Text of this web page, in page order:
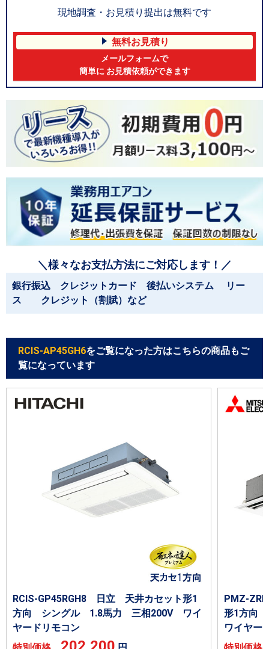
現地調査・お見積り提出は無料です
無料お見積り
メールフォームで
簡単に お見積依頼ができます
＼様々なお支払方法にご対応します！／
銀行振込 クレジットカード 後払いシステム リー
ス クレジット（割賦）など
RCIS-AP45GH6をご覧になった方はこちらの商品もご
覧になっています
RCIS-GP45RGH8 日立 天井カセット形1
方向 シングル 1.8馬力 三相200V ワイ
ヤードリモコン
PMZ-
形1方向
ワイヤー